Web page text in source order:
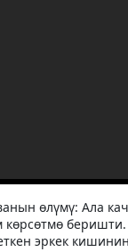
өлүмү: Ала
көрсөтмө
эркек